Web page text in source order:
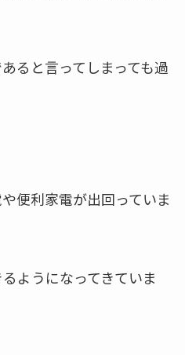
ると言ってしまっても過
便利家電が出回っていま
ようになってきていま